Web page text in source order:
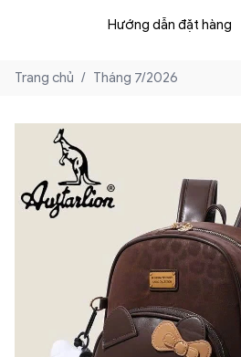
Hướng dẫn đặt hàng
Trang chủ / Tháng 7/2026